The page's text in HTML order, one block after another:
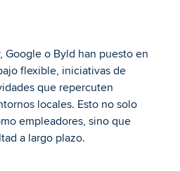
Google o Byld han puesto en
flexible, iniciativas de
que repercuten
locales. Esto no solo
empleadores, sino que
a largo plazo.